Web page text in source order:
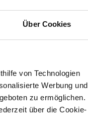
Über Cookies
von Technologien
Werbung und
zu ermöglichen.
über die Cookie-